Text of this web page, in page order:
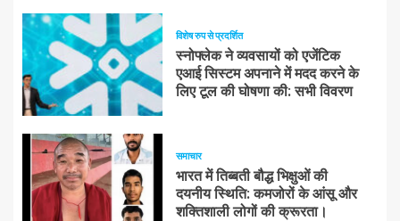
विशेष रुप से प्रदर्शित
स्नोफ्लेक ने व्यवसायों को एजेंटिक
एआई सिस्टम अपनाने में मदद करने के
लिए टूल की घोषणा की: सभी विवरण
समाचार
भारत में तिब्बती बौद्ध भिक्षुओं की
दयनीय स्थिति: कमजोरों के आंसू और
शक्तिशाली लोगों की क्रूरता।